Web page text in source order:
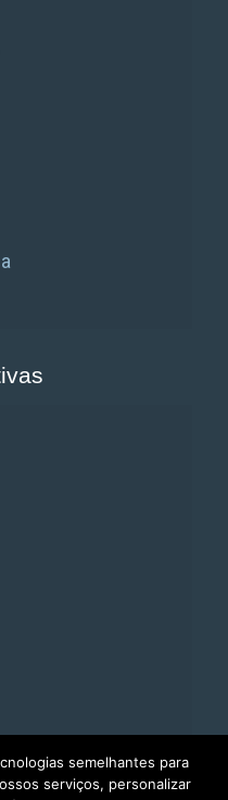
semelhantes para
serviços, personalizar